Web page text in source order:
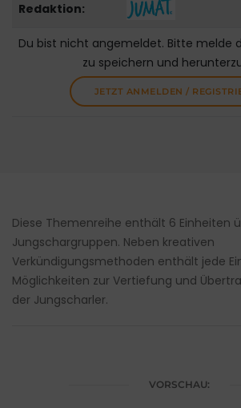
Redaktion:
Du bist nicht angemeldet. Bitte melde
zu speichern und
JETZT ANMELDEN /
Diese Themenreihe enthält 6 Einheiten
Jungschargruppen. Neben kreativen
Verkündigungsmethoden enthält jede
Möglichkeiten zur Vertiefung und
der Jungscharler.
VORSCHAU: